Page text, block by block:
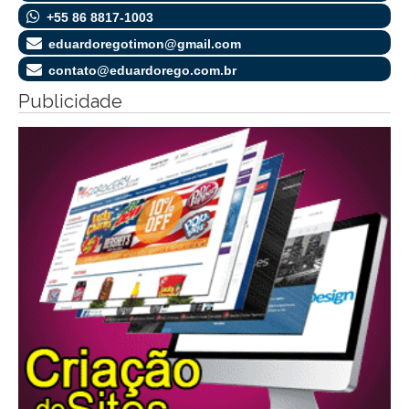
+55 86 8817-1003
eduardoregotimon@gmail.com
contato@eduardorego.com.br
Publicidade